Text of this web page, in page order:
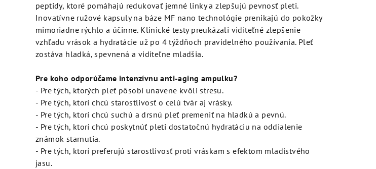
5
hviezdičiek.
peptidy, ktoré pomáhajú redukovať jemné linky a zlepšujú pevnosť pleti.
Inovatívne ružové kapsuly na báze MF nano technológie prenikajú do pokožky
mimoriadne rýchlo a účinne. Klinické testy preukázali viditeľné zlepšenie
vzhľadu vrások a hydratácie už po 4 týždňoch pravidelného používania. Pleť
zostáva hladká, spevnená a viditeľne mladšia.
Pre koho odporúčame intenzívnu anti-aging ampulku?
- Pre tých, ktorých pleť pôsobí unavene kvôli stresu.
- Pre tých, ktorí chcú starostlivosť o celú tvár aj vrásky.
- Pre tých, ktorí chcú suchú a drsnú pleť premeniť na hladkú a pevnú.
- Pre tých, ktorí chcú poskytnúť pleti dostatočnú hydratáciu na oddialenie
známok starnutia.
- Pre tých, ktorí preferujú starostlivosť proti vráskam s efektom mladistvého
jasu.